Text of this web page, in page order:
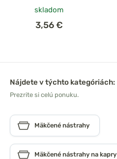
skladom
3,56 €
Nájdete v týchto kategóriách:
Prezrite si celú ponuku.
Mäkčené nástrahy
Mäkčené nástrahy na kapry